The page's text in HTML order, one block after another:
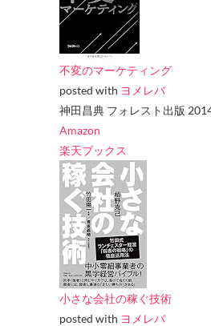
不変のマーケティング
posted with ヨメレバ
神田昌典 フォレスト出版
Amazon
楽天ブックス
小さな会社の稼ぐ技術
posted with ヨメレバ